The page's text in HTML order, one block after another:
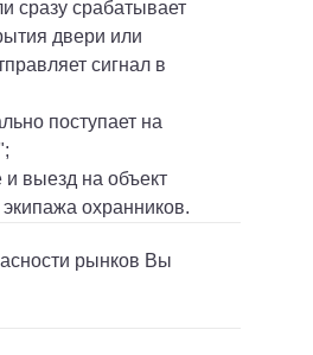
сразу срабатывает
двери или
сигнал в
поступает на
выезд на объект
охранников.
рынков Вы